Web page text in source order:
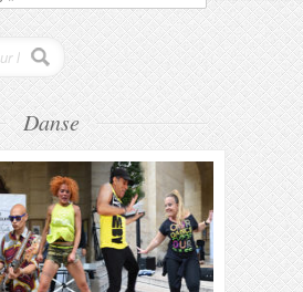
Danse